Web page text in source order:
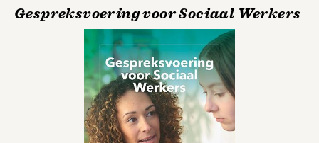
Gespreksvoering voor Sociaal Werkers